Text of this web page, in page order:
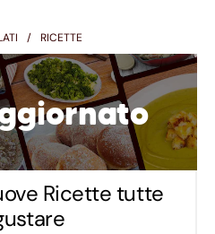
RICETTE
Ricette tutte